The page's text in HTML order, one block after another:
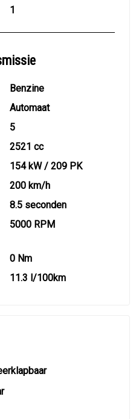
1
Benzine
Automaat
5
2521 cc
154 kW / 209 PK
200 km/h
8.5 seconden
5000 RPM
0 Nm
11.3 l/100km